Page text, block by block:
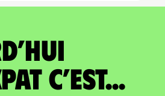
c’est...